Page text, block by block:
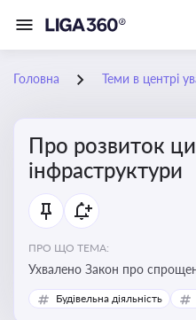
Головна Теми в центрі
Про розвиток
інфраструктури
ПРО ЩО ТЕМА:
Ухвалено Закон про
відведення земельних
інфраструктури
Будівельна діяльність